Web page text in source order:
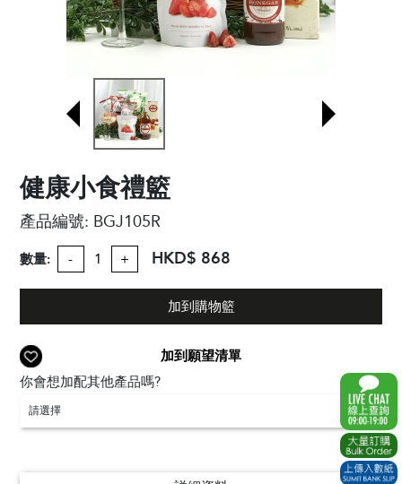
健康小食禮籃
產品編號: BGJ105R
數量: - + HKD$ 868
加到購物籃
加到願望清單
你會想加配其他產品嗎?
請選擇